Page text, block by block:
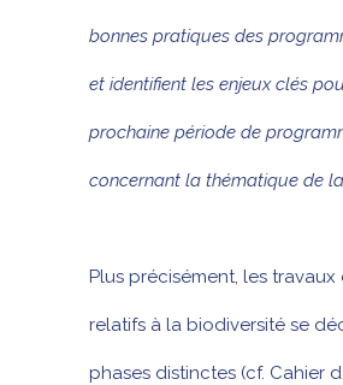
bonnes pratiques des
et identifient les enjeux clés
prochaine période de
concernant la thématique de
Plus précisément, les travaux
relatifs à la biodiversité se
phases distinctes (cf. Cahier